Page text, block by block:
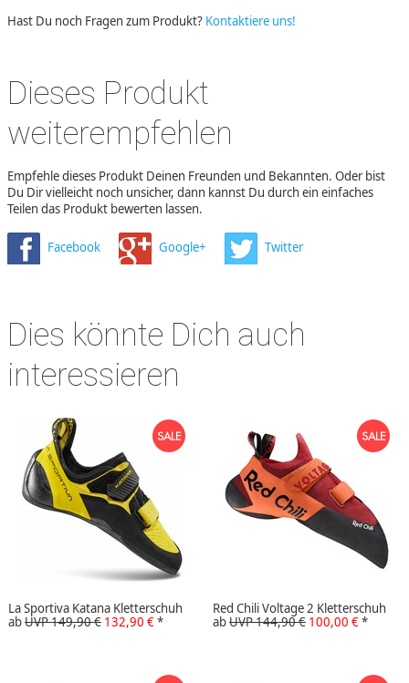
Hast Du noch Fragen zum Produkt? Kontaktiere uns!
Dieses Produkt
weiterempfehlen
Empfehle dieses Produkt Deinen Freunden und Bekannten. Oder bist
Du Dir vielleicht noch unsicher, dann kannst Du durch ein einfaches
Teilen das Produkt bewerten lassen.
Facebook Google+ Twitter
Dies könnte Dich auch
interessieren
La Sportiva Katana Kletterschuh
abUVP 149,90 € 132,90 €*
Red Chili Voltage 2 Kletterschuh
abUVP 144,90 € 100,00 €*